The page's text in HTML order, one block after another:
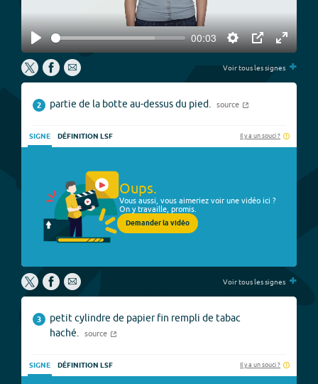
Play
00:03
Settings
PIP
Enter
Voir tous les signes +
2 partie de la botte au-dessus du pied. source
SIGNE DÉFINITION LSF Il y a un souci ?
Oups.
Vous aussi, vous aimeriez voir une vidéo ici ?
On y travaille, promis.
Demander la vidéo
Voir tous les signes +
3
petit cylindre de papier fin rempli de tabac
haché.
source
SIGNE DÉFINITION LSF Il y a un souci ?